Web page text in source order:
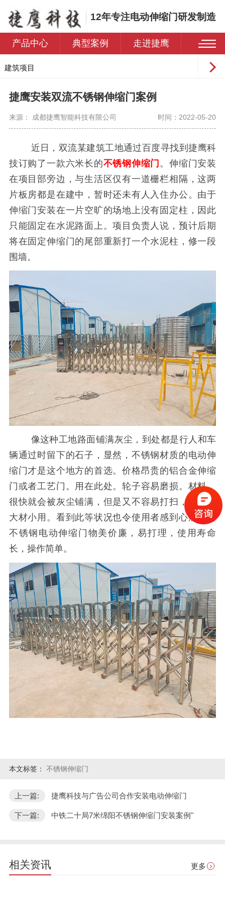
12年专注电动伸缩门研发制造
产品中心 典型案例 走进捷鹰
建筑项目
学校
医院
捷鹰安装双流不锈钢伸缩门案例
来源： 成都捷鹰智能科技有限公司 时间：2022-05-20
近日，双流某建筑工地通过百度寻找到捷鹰科
技订购了一款六米长的不锈钢伸缩门 。伸缩门安装
在项目部旁边，与生活区仅有一道栅栏相隔，这两
片板房都是在建中，暂时还未有人入住办公。由于
伸缩门安装在一片空旷的场地上没有固定柱，因此
只能固定在水泥路面上。项目负责人说，预计后期
将在固定伸缩门的尾部重新打一个水泥柱，修一段
围墙。
像这种工地路面铺满灰尘，到处都是行人和车
辆通过时留下的石子，显然，不锈钢材质的电动伸
缩门才是这个地方的首选。价格昂贵的铝合金伸缩
门或者工艺门。用在此处。轮子容易磨损。材料。
很快就会被灰尘铺满，但是又不容易打扫，着实是
大材小用。看到此等状况也令使用者感到心痛。而
不锈钢电动伸缩门物美价廉，易打理，使用寿命
长，操作简单。
本文标签： 不锈钢伸缩门
上一篇: 捷鹰科技与广告公司合作安装电动伸缩门
下一篇: 中铁二十局7米绵阳不锈钢伸缩门安装案例"
相关资讯 更多